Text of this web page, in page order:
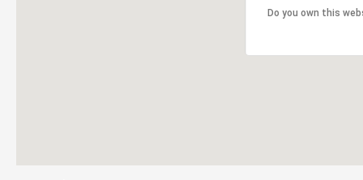
Do you own this